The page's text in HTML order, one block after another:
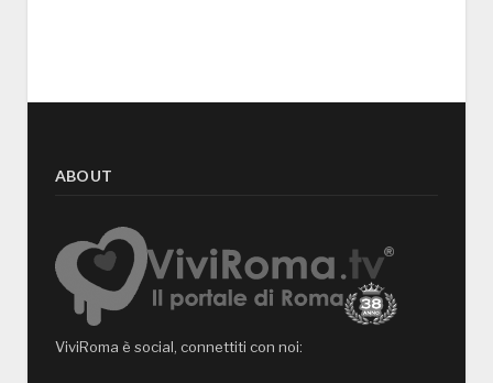
ABOUT
ViviRoma è social, connettiti con noi: